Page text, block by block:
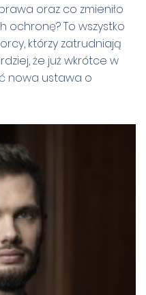
oraz co zmieniło
ochronę? To wszystko
którzy zatrudniają
że już wkrótce w
nowa ustawa o